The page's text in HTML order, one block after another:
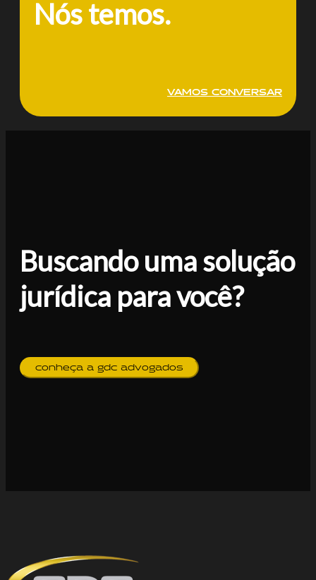
Nós temos.
VAMOS CONVERSAR
Buscando uma solução
jurídica para você?
conheça a gdc advogados